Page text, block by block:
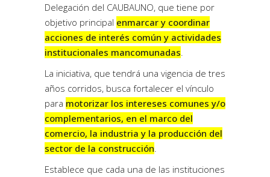
Delegación del CAUBAUNO, que tiene por
objetivo principal enmarcar y coordinar
acciones de interés común y actividades
institucionales mancomunadas
La iniciativa, que tendrá una vigencia de tres
años corridos, busca fortalecer el vínculo
para motorizar los intereses comunes y/o
complementarios, en el marco del
comercio, la industria y la producción del
sector de la construcción
Establece que cada una de las instituciones